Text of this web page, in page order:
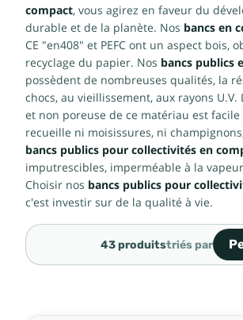
compact, vous agirez en faveur du
durable et de la planète. Nos bancs en
CE "en408" et PEFC ont un aspect bois,
recyclage du papier. Nos bancs publics
possèdent de nombreuses qualités, la
chocs, au vieillissement, aux rayons U.V.
et non poreuse de ce matériau est
recueille ni moisissures, ni
bancs publics pour collectivités en
imputrescibles, imperméable à la
Choisir nos bancs publics pour
c'est investir sur de la qualité à vie.
43 produitstriés par